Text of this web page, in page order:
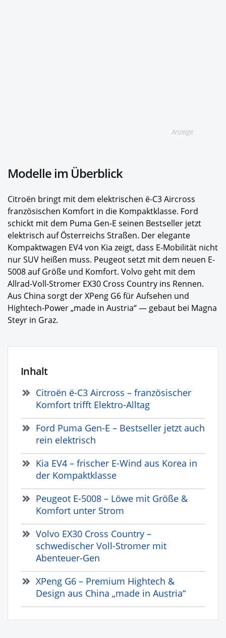
Anzeige
Modelle im Überblick
Citroën bringt mit dem elektrischen ë-C3 Aircross
französischen Komfort in die Kompaktklasse. Ford
schickt mit dem Puma Gen-E seinen Bestseller jetzt
elektrisch auf Österreichs Straßen. Der elegante
Kompaktwagen EV4 von Kia zeigt, dass E-Mobilität nicht
nur SUV heißen muss. Peugeot setzt mit dem neuen E-
5008 auf Größe und Komfort. Volvo geht mit dem
Allrad-Voll-Stromer EX30 Cross Country ins Rennen.
Aus China sorgt der XPeng G6 für Aufsehen und
Hightech-Power „made in Austria“ — gebaut bei Magna
Steyr in Graz.
Inhalt
Citroën ë-C3 Aircross – französischer
Komfort trifft Elektro-Alltag
Ford Puma Gen-E – Bestseller jetzt auch
rein elektrisch
Kia EV4 – frischer E-Wind aus Korea in
der Kompaktklasse
Peugeot E-5008 – Löwe mit Größe &
Komfort unter Strom
Volvo EX30 Cross Country –
schwedischer Voll-Stromer mit
Abenteuer-Gen
XPeng G6 – Premium Hightech &
Design aus China „made in Austria“